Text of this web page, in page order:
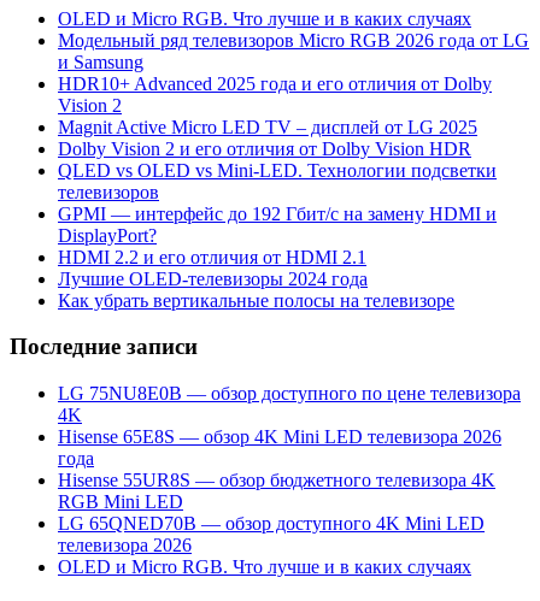
OLED и Micro RGB. Что лучше и в каких случаях
Модельный ряд телевизоров Micro RGB 2026 года от LG
и Samsung
HDR10+ Advanced 2025 года и его отличия от Dolby
Vision 2
Magnit Active Micro LED TV – дисплей от LG 2025
Dolby Vision 2 и его отличия от Dolby Vision HDR
QLED vs OLED vs Mini-LED. Технологии подсветки
телевизоров
GPMI — интерфейс до 192 Гбит/с на замену HDMI и
DisplayPort?
HDMI 2.2 и его отличия от HDMI 2.1
Лучшие OLED-телевизоры 2024 года
Как убрать вертикальные полосы на телевизоре
Последние записи
LG 75NU8E0B — обзор доступного по цене телевизора
4K
Hisense 65E8S — обзор 4K Mini LED телевизора 2026
года
Hisense 55UR8S — обзор бюджетного телевизора 4K
RGB Mini LED
LG 65QNED70B — обзор доступного 4K Mini LED
телевизора 2026
OLED и Micro RGB. Что лучше и в каких случаях